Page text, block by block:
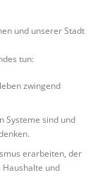
und unserer Stadt
tun:
zwingend
Systeme sind und
erarbeiten, der
und